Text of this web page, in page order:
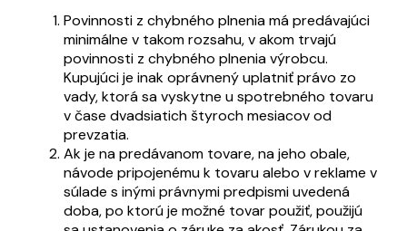
Povinnosti z chybného plnenia má predávajúci
minimálne v takom rozsahu, v akom trvajú
povinnosti z chybného plnenia výrobcu.
Kupujúci je inak oprávnený uplatniť právo zo
vady, ktorá sa vyskytne u spotrebného tovaru
v čase dvadsiatich štyroch mesiacov od
prevzatia.
Ak je na predávanom tovare, na jeho obale,
návode pripojenému k tovaru alebo v reklame v
súlade s inými právnymi predpismi uvedená
doba, po ktorú je možné tovar použiť, použijú